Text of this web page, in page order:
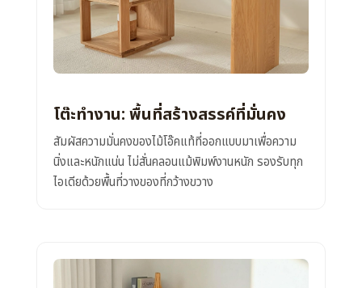
โต๊ะทำงาน: พื้นที่สร้างสรรค์ที่มั่นคง
สัมผัสความมั่นคงของไม้โอ๊คแท้ที่ออกแบบมาเพื่อความ
นิ่งและหนักแน่น ไม่สั่นคลอนแม้พิมพ์งานหนัก รองรับทุก
ไอเดียด้วยพื้นที่วางของที่กว้างขวาง